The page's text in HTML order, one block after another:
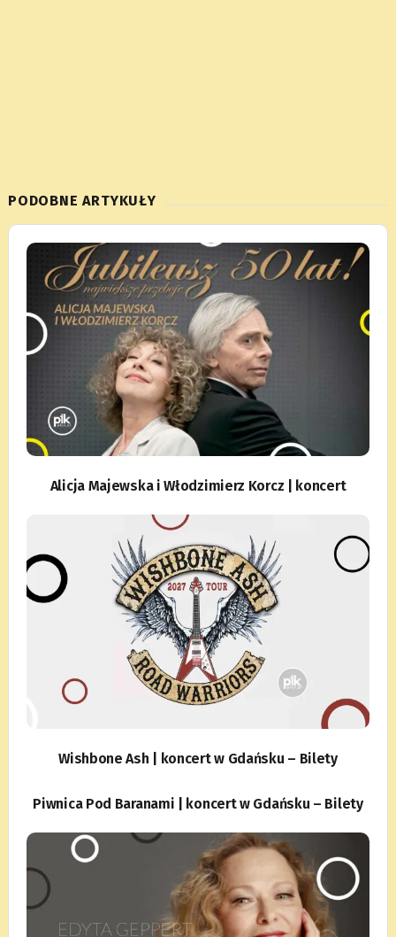
PODOBNE ARTYKUŁY
Alicja Majewska i Włodzimierz Korcz | koncert
Wishbone Ash | koncert w Gdańsku – Bilety
Piwnica Pod Baranami | koncert w Gdańsku – Bilety